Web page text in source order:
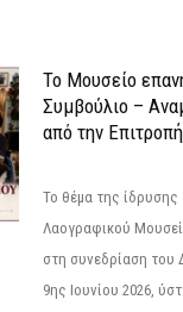
Το Μουσείο
Συμβούλιο –
από την Επιτροπή
Το θέμα της ίδρυσης
Λαογραφικού
στη συνεδρίαση του
9ης Ιουνίου 2026,